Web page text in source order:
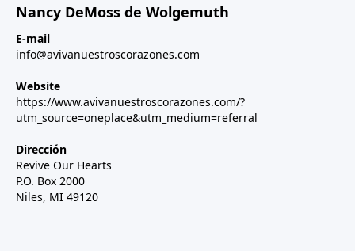
Nancy DeMoss de Wolgemuth
E-mail
info@avivanuestroscorazones.com
Website
https://www.avivanuestroscorazones.com/?
utm_source=oneplace&utm_medium=referral
Dirección
Revive Our Hearts
P.O. Box 2000
Niles, MI 49120